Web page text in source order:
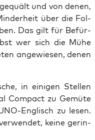
und von denen,
über die Fol­
Das gilt für Befür­
wer sich die Mühe
ange­wie­sen, denen
in eini­gen Stel­len
Com­pact zu Gemü­te
Eng­lisch zu lesen.
kei­ne gerin­